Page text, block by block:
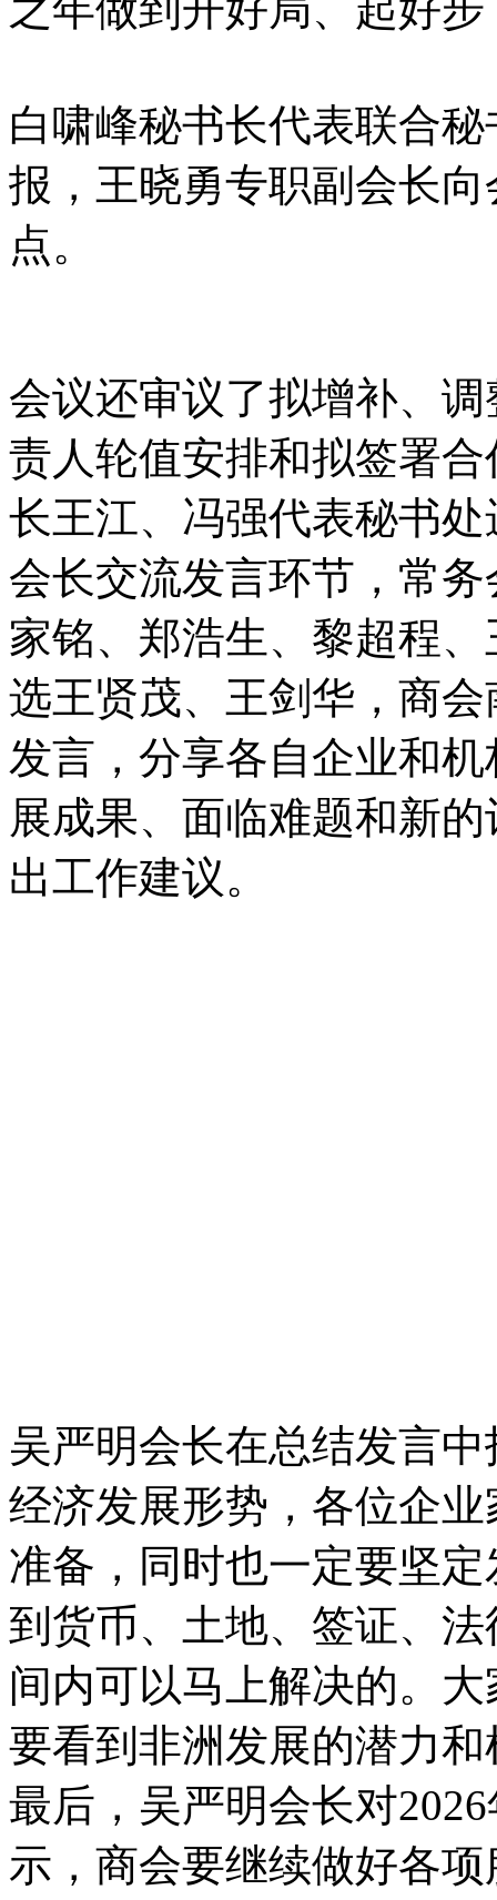
之年做到开好局、起好
白啸峰秘书长代表联合
报，王晓勇专职副会长
点。
会议还审议了拟增补、
责人轮值安排和拟签署
长王江、冯强代表秘书
会长交流发言环节，常
家铭、郑浩生、黎超程
选王贤茂、王剑华，商
发言，分享各自企业和
展成果、面临难题和新
出工作建议。
吴严明会长在总结发言
经济发展形势，各位企
准备，同时也一定要坚
到货币、土地、签证、
间内可以马上解决的。
要看到非洲发展的潜力
最后，吴严明会长对
示，商会要继续做好各